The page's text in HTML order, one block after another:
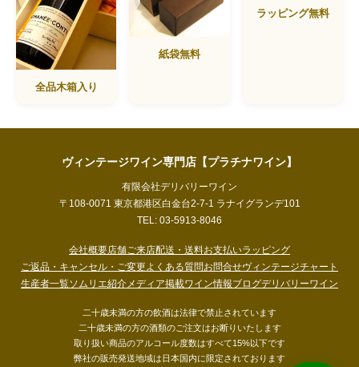
全品木箱入り
紙袋無料
ラッピング無料
ヴィンテージワイン専門店【プラチナワイン】
有限会社デリバリーワイン
〒108-0071 東京都港区白金台2-7-1 ラナイグランデ101
TEL: 03-5913-8046
会社概要店舗ご来店配送・送料お支払いラッピング
ご返品・キャンセル・ご変更よくある質問お問合せヴィンテージチャート
生産者一覧ソムリエ紹介メディア掲載ワイン情報ブログデリバリーワイン
二十歳未満の方の飲酒は法律で禁止されています
二十歳未満の方の酒類のご注文はお断りいたします
取り扱い商品のアルコール度数はすべて15%以下です
弊社の販売発送地域は日本国内に限定されております